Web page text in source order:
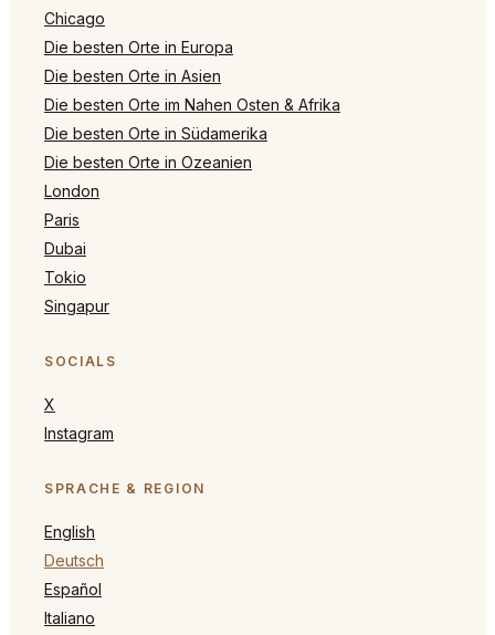
Chicago
Die besten Orte in Europa
Die besten Orte in Asien
Die besten Orte im Nahen Osten & Afrika
Die besten Orte in Südamerika
Die besten Orte in Ozeanien
London
Paris
Dubai
Tokio
Singapur
SOCIALS
X
Instagram
SPRACHE & REGION
English
Deutsch
Español
Italiano